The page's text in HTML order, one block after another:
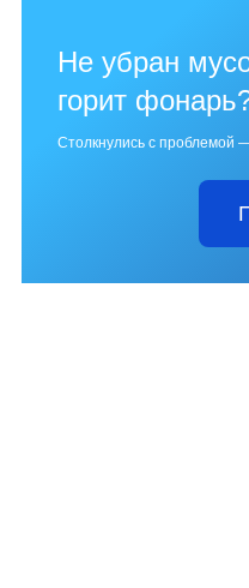
Не убран
горит
Столкнулись с проблемой